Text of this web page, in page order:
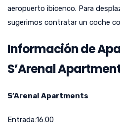
aeropuerto ibicenco. Para
sugerimos contratar un coche
Información de
S’Arenal
S’Arenal Apartments
Entrada:16:00